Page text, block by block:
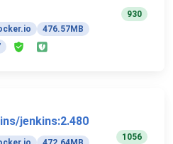
476.57MB
930
jenkins:2.480
1056